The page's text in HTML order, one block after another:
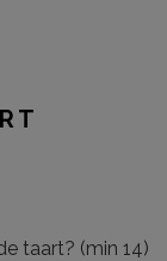
taart? (min 14)